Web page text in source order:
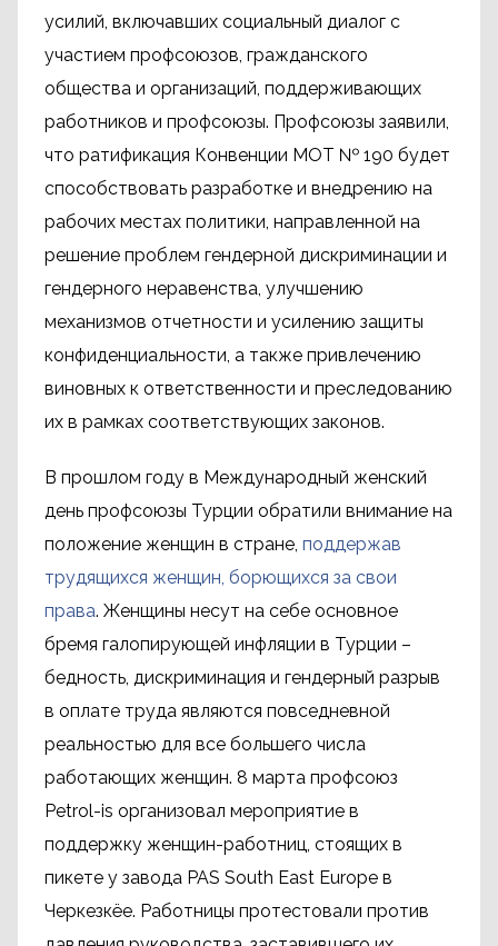
усилий, включавших социальный диалог с
участием профсоюзов, гражданского
общества и организаций, поддерживающих
работников и профсоюзы. Профсоюзы заявили,
что ратификация Конвенции МОТ № 190 будет
способствовать разработке и внедрению на
рабочих местах политики, направленной на
решение проблем гендерной дискриминации и
гендерного неравенства, улучшению
механизмов отчетности и усилению защиты
конфиденциальности, а также привлечению
виновных к ответственности и преследованию
их в рамках соответствующих законов.
В прошлом году в Международный женский
день профсоюзы Турции обратили внимание на
положение женщин в стране, поддержав
трудящихся женщин, борющихся за свои
права. Женщины несут на себе основное
бремя галопирующей инфляции в Турции –
бедность, дискриминация и гендерный разрыв
в оплате труда являются повседневной
реальностью для все большего числа
работающих женщин. 8 марта профсоюз
Petrol-is организовал мероприятие в
поддержку женщин-работниц, стоящих в
пикете у завода PAS South East Europe в
Черкезкёе. Работницы протестовали против